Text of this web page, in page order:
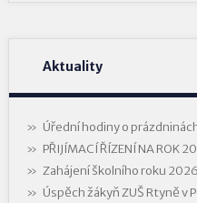
Aktuality
Úřední hodiny o
PŘIJÍMACÍ ŘÍZENÍ NA ROK
Zahájení školního roku
Úspěch žákyň ZUŠ Rtyně v